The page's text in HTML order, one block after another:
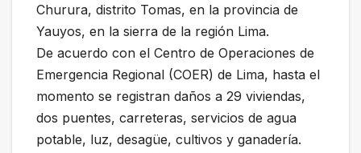
Churura, distrito Tomas, en la provincia de
Yauyos, en la sierra de la región Lima.
De acuerdo con el Centro de Operaciones de
Emergencia Regional (COER) de Lima, hasta el
momento se registran daños a 29 viviendas,
dos puentes, carreteras, servicios de agua
potable, luz, desagüe, cultivos y ganadería.